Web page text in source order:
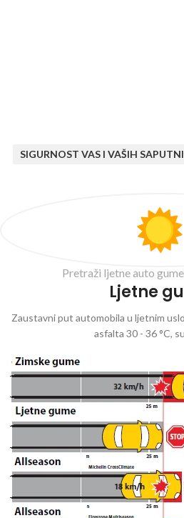
SIGURNOST VAS I VAŠIH
Pretraži ljetne auto
Ljetne
Zaustavni put automobila u ljetnim
asfalta 30 - 36 °C,